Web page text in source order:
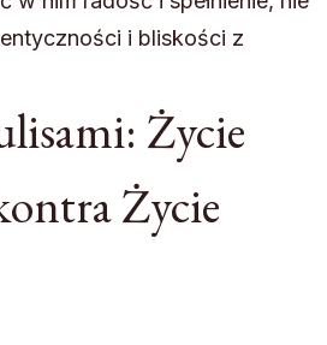
i bliskości z
Życie
Życie